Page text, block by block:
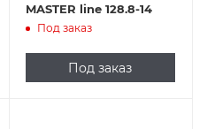
MASTER line 128.8-14
Под заказ
Под заказ